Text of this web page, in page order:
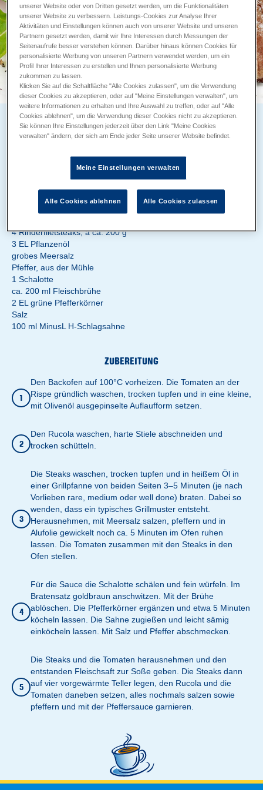
RINDERFILETSTEAK MIT PFEFFERSAUCE
Zubereitung 20 min
Backzeit ca. 10 min
450 g Kirschtomaten, an der Rispe
4 Rinderfiletsteaks, á ca. 200 g
3 EL Pflanzenöl
grobes Meersalz
Pfeffer, aus der Mühle
1 Schalotte
ca. 200 ml Fleischbrühe
2 EL grüne Pfefferkörner
Salz
100 ml MinusL H-Schlagsahne
ZUBEREITUNG
1
Den Backofen auf 100°C vorheizen. Die Tomaten an der
Rispe gründlich waschen, trocken tupfen und in eine kleine,
mit Olivenöl ausgepinselte Auflaufform setzen.
2
Den Rucola waschen, harte Stiele abschneiden und
trocken schütteln.
3
Die Steaks waschen, trocken tupfen und in heißem Öl in
einer Grillpfanne von beiden Seiten 3–5 Minuten (je nach
Vorlieben rare, medium oder well done) braten. Dabei so
wenden, dass ein typisches Grillmuster entsteht.
Herausnehmen, mit Meersalz salzen, pfeffern und in
Alufolie gewickelt noch ca. 5 Minuten im Ofen ruhen
lassen. Die Tomaten zusammen mit den Steaks in den
Ofen stellen.
4
Für die Sauce die Schalotte schälen und fein würfeln. Im
Bratensatz goldbraun anschwitzen. Mit der Brühe
ablöschen. Die Pfefferkörner ergänzen und etwa 5 Minuten
köcheln lassen. Die Sahne zugießen und leicht sämig
einköcheln lassen. Mit Salz und Pfeffer abschmecken.
5
Die Steaks und die Tomaten herausnehmen und den
entstanden Fleischsaft zur Soße geben. Die Steaks dann
auf vier vorgewärmte Teller legen, den Rucola und die
Tomaten daneben setzen, alles nochmals salzen sowie
pfeffern und mit der Pfeffersauce garnieren.
unserer Website oder von Dritten gesetzt werden, um die Funktionalitäten
unserer Website zu verbessern. Leistungs-Cookies zur Analyse Ihrer
Aktivitäten und Einstellungen können auch von unserer Website und unseren
Partnern gesetzt werden, damit wir Ihre Interessen durch Messungen der
Seitenaufrufe besser verstehen können. Darüber hinaus können Cookies für
personalisierte Werbung von unseren Partnern verwendet werden, um ein
Profil Ihrer Interessen zu erstellen und Ihnen personalisierte Werbung
zukommen zu lassen.
Klicken Sie auf die Schaltfläche "Alle Cookies zulassen", um die Verwendung
dieser Cookies zu akzeptieren, oder auf "Meine Einstellungen verwalten", um
weitere Informationen zu erhalten und Ihre Auswahl zu treffen, oder auf "Alle
Cookies ablehnen", um die Verwendung dieser Cookies nicht zu akzeptieren.
Sie können Ihre Einstellungen jederzeit über den Link "Meine Cookies
verwalten" ändern, der sich am Ende jeder Seite unserer Website befindet.
Meine Einstellungen verwalten
Alle Cookies ablehnen Alle Cookies zulassen